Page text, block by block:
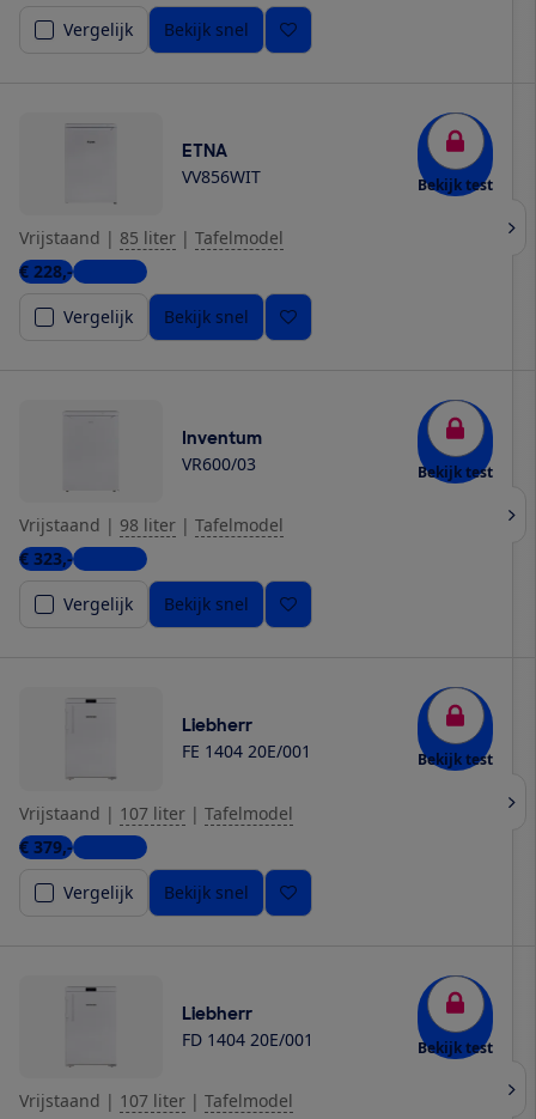
Vergelijk Bekijk snel
ETNA
VV856WIT Bekijk test
Vrijstaand | 85 liter | Tafelmodel
€ 228,-5 winkels
Vergelijk
Bekijk snel
Inventum
VR600/03 Bekijk test
Vrijstaand | 98 liter | Tafelmodel
€ 323,-5 winkels
Vergelijk
Bekijk snel
Liebherr
FE 1404 20E/001 Bekijk test
Vrijstaand | 107 liter | Tafelmodel
€ 379,-9 winkels
Vergelijk
Bekijk snel
Liebherr
FD 1404 20E/001 Bekijk test
Vrijstaand | 107 liter | Tafelmodel